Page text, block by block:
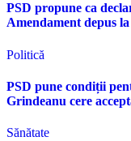
PSD propune ca
Amendament depus
Politică
PSD pune condiții
Grindeanu cere
Sănătate